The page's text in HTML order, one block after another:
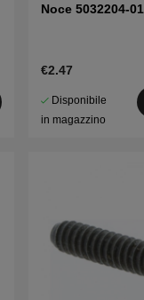
Noce 5032204-01
€2.47
Disponibile
in magazzino